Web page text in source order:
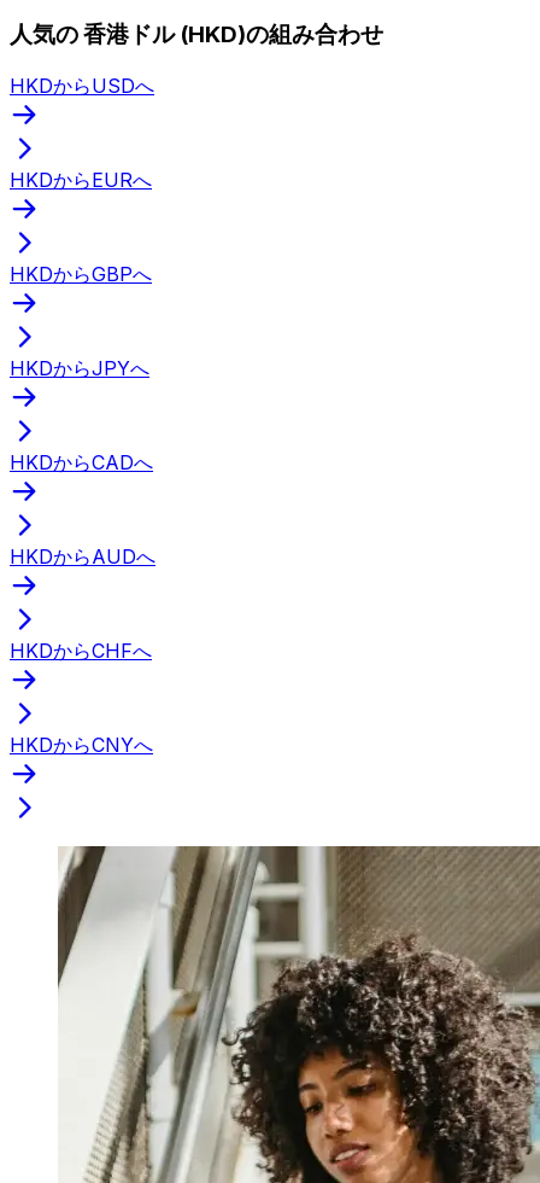
人気の 香港ドル (HKD)の組み合わせ
HKDからUSDへ
HKDからEURへ
HKDからGBPへ
HKDからJPYへ
HKDからCADへ
HKDからAUDへ
HKDからCHFへ
HKDからCNYへ